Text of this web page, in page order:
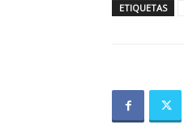
ETIQUETAS